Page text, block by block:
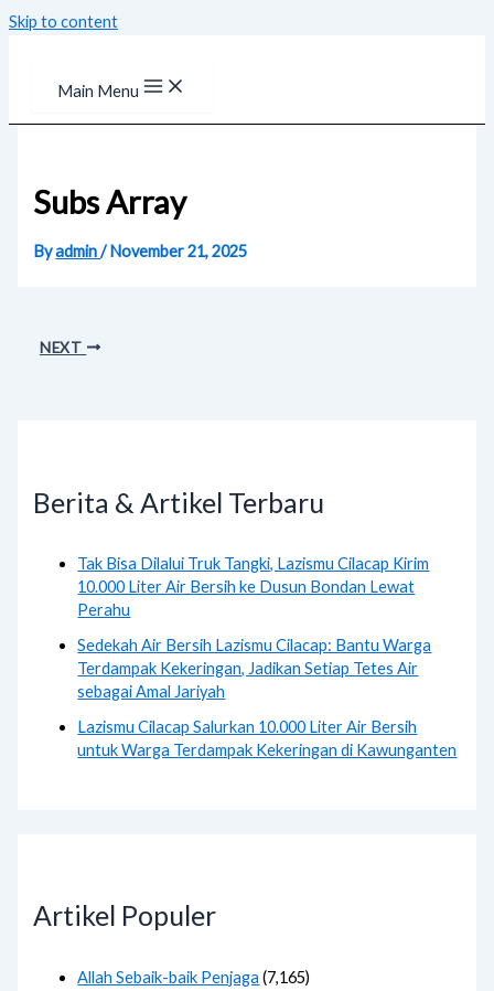
Skip to content
Main Menu
Subs Array
Byadmin/November 21, 2025
NEXT
Berita & Artikel Terbaru
Tak Bisa Dilalui Truk Tangki, Lazismu Cilacap Kirim
10.000 Liter Air Bersih ke Dusun Bondan Lewat
Perahu
Sedekah Air Bersih Lazismu Cilacap: Bantu Warga
Terdampak Kekeringan, Jadikan Setiap Tetes Air
sebagai Amal Jariyah
Lazismu Cilacap Salurkan 10.000 Liter Air Bersih
untuk Warga Terdampak Kekeringan di Kawunganten
Artikel Populer
Allah Sebaik-baik Penjaga (7,165)